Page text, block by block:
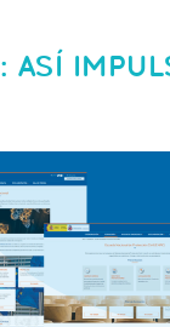
ASÍ